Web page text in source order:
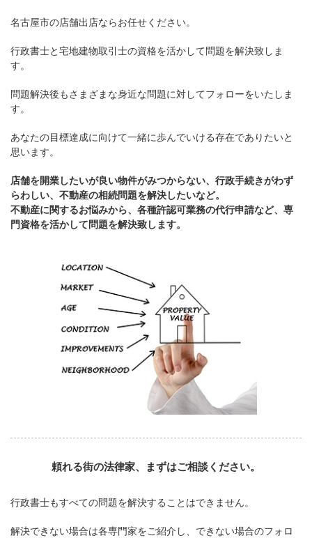
名古屋市の店舗出店ならお任せください。
行政書士と宅地建物取引士の資格を活かして問題を解決致しま
す。
問題解決後もさまざまな身近な問題に対してフォローをいたしま
す。
あなたの目標達成に向けて一緒に歩んでいける存在でありたいと
思います。
店舗を開業したいが良い物件がみつからない、行政手続きがわず
らわしい、不動産の相続問題を解決したいなど。
不動産に関するお悩みから、各種許認可業務の代行申請など、専
門資格を活かして問題を解決致します。
頼れる街の法律家、まずはご相談ください。
行政書士もすべての問題を解決することはできません。
解決できない場合は各専門家をご紹介し、できない場合のフォロ